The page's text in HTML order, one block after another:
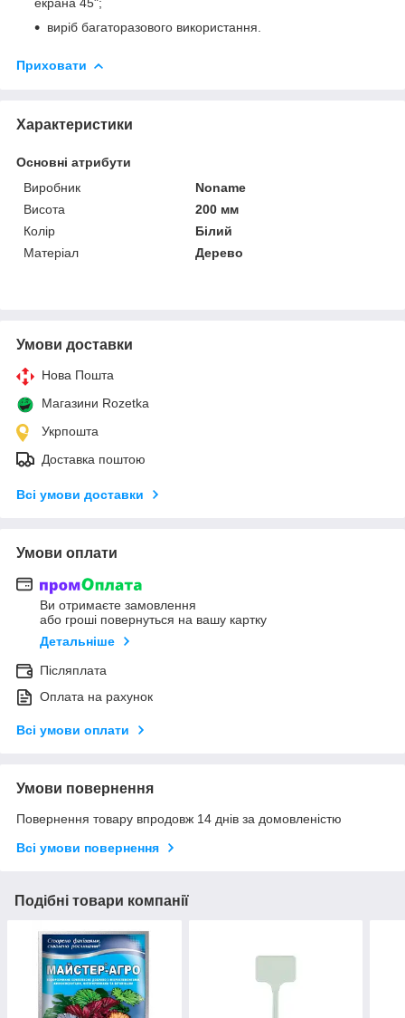
виріб багаторазового використання.
Приховати
Характеристики
Основні атрибути
Виробник
Noname
Висота
200 мм
Колір
Білий
Матеріал
Дерево
Умови доставки
Нова Пошта
Магазини Rozetka
Укрпошта
Доставка поштою
Всі умови доставки
Умови оплати
Ви отримаєте замовлення
або гроші повернуться на вашу картку
Детальніше
Післяплата
Оплата на рахунок
Всі умови оплати
Умови повернення
Повернення товару впродовж 14 днів за домовленістю
Всі умови повернення
Подібні товари компанії